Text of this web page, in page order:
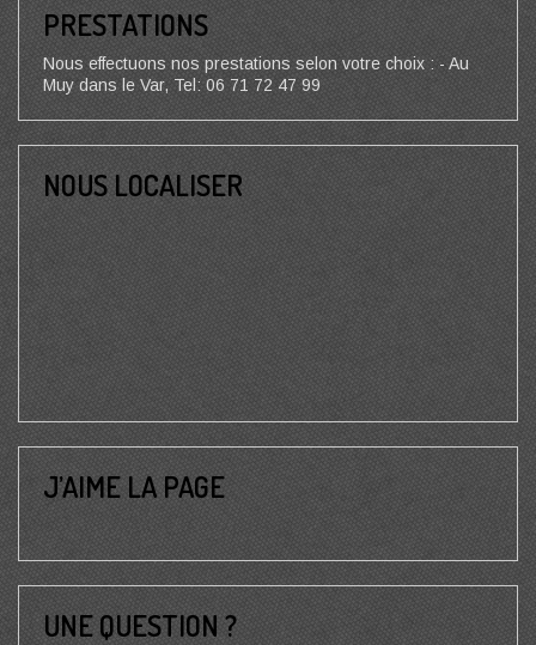
PRESTATIONS
Nous effectuons nos prestations selon votre choix : - Au
Muy dans le Var, Tel: 06 71 72 47 99
NOUS LOCALISER
J’AIME LA PAGE
UNE QUESTION ?